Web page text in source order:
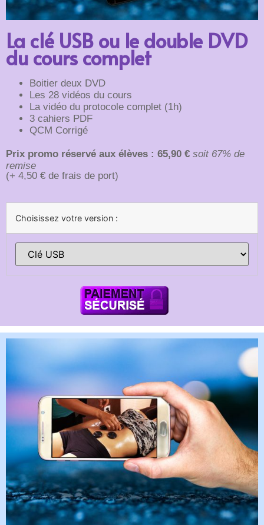
La clé USB ou le double DVD
du cours complet
Boitier deux DVD
Les 28 vidéos du cours
La vidéo du protocole complet (1h)
3 cahiers PDF
QCM Corrigé
Prix promo réservé aux élèves : 65,90 € soit 67% de
remise
(+ 4,50 € de frais de port)
Choisissez votre version :